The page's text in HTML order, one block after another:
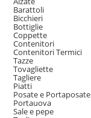
Barattoli
Bicchieri
Bottiglie
Coppette
Contenitori
Contenitori Termici
Tazze
Tovagliette
Tagliere
Piatti
Posate e Portaposate
Portauova
Sale e pepe